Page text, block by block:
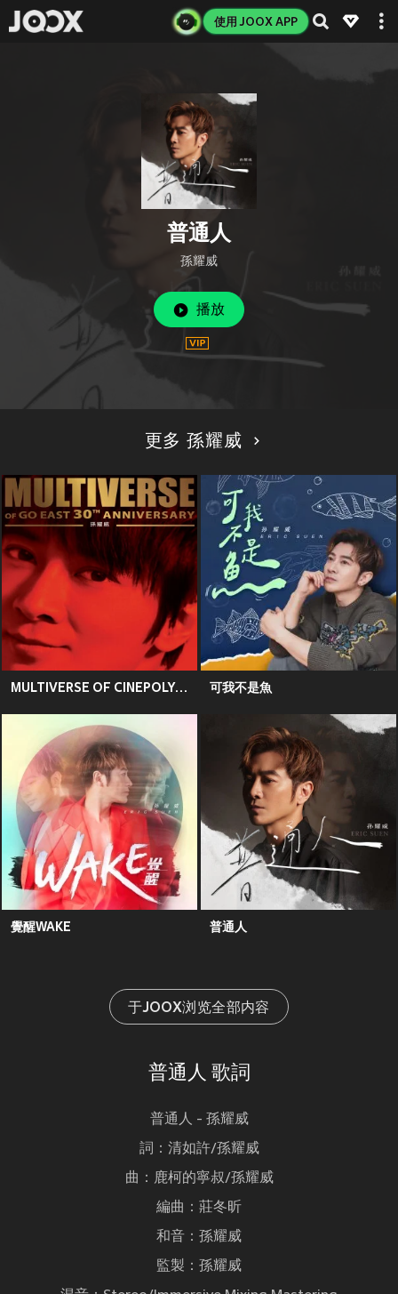
使用 JOOX APP
普通人
孫耀威
播放
更多 孫耀威
MULTIVERSE OF CINEPOLY 40TH ANNIVERSARY - 孫耀威 可我不是魚
覺醒WAKE 普通人
于JOOX浏览全部内容
普通人 歌詞
普通人 - 孫耀威
詞：清如許/孫耀威
曲：鹿柯的寧叔/孫耀威
編曲：莊冬昕
和音：孫耀威
監製：孫耀威